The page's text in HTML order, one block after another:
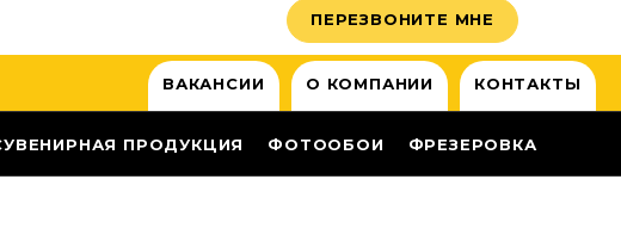
ПЕРЕЗВОНИТЕ МНЕ
ВАКАНСИИ О КОМПАНИИ КОНТАКТЫ
ПРОДУКЦИЯ ФОТООБОИ ФРЕЗЕРОВКА